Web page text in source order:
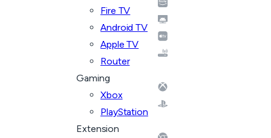
Fire TV
Android TV
Apple TV
Router
Gaming
Xbox
PlayStation
Extension